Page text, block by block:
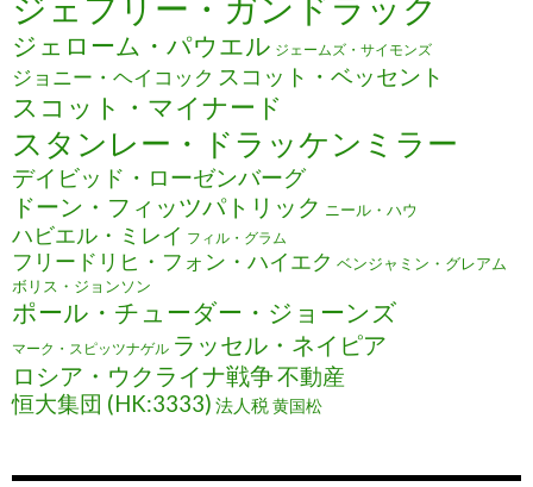
ジェローム・パウエル ジェームズ・サイモンズ
ジョニー・ヘイコック スコット・ベッセント
スコット・マイナード
スタンレー・ドラッケンミラー
デイビッド・ローゼンバーグ
ドーン・フィッツパトリック ニール・ハウ
ハビエル・ミレイ フィル・グラム
フリードリヒ・フォン・ハイエク ベンジャミン・グレアム
ボリス・ジョンソン
ポール・チューダー・ジョーンズ
マーク・スピッツナゲル ラッセル・ネイピア
ロシア・ウクライナ戦争不動産
恒大集団 (HK:3333) 法人税黄国松